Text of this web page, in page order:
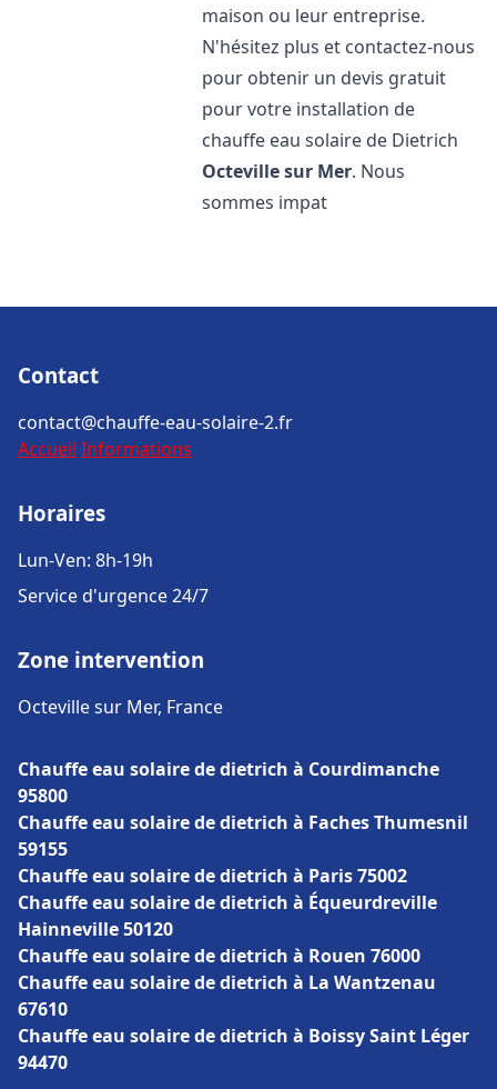
maison ou leur entreprise.
N'hésitez plus et contactez-nous
pour obtenir un devis gratuit
pour votre installation de
chauffe eau solaire de Dietrich
Octeville sur Mer. Nous
sommes impat
Contact
contact@chauffe-eau-solaire-2.fr
Accueil Informations
Horaires
Lun-Ven: 8h-19h
Service d'urgence 24/7
Zone intervention
Octeville sur Mer, France
Chauffe eau solaire de dietrich à Courdimanche
95800
Chauffe eau solaire de dietrich à Faches Thumesnil
59155
Chauffe eau solaire de dietrich à Paris 75002
Chauffe eau solaire de dietrich à Équeurdreville
Hainneville 50120
Chauffe eau solaire de dietrich à Rouen 76000
Chauffe eau solaire de dietrich à La Wantzenau
67610
Chauffe eau solaire de dietrich à Boissy Saint Léger
94470